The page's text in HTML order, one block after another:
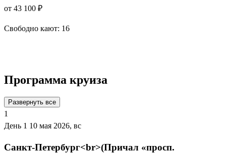
от 43 100 ₽
Свободно кают: 16
Программа круиза
Развернуть все
1
День 1 10 мая 2026, вс
Санкт-Петербург<br>(Причал «просп.